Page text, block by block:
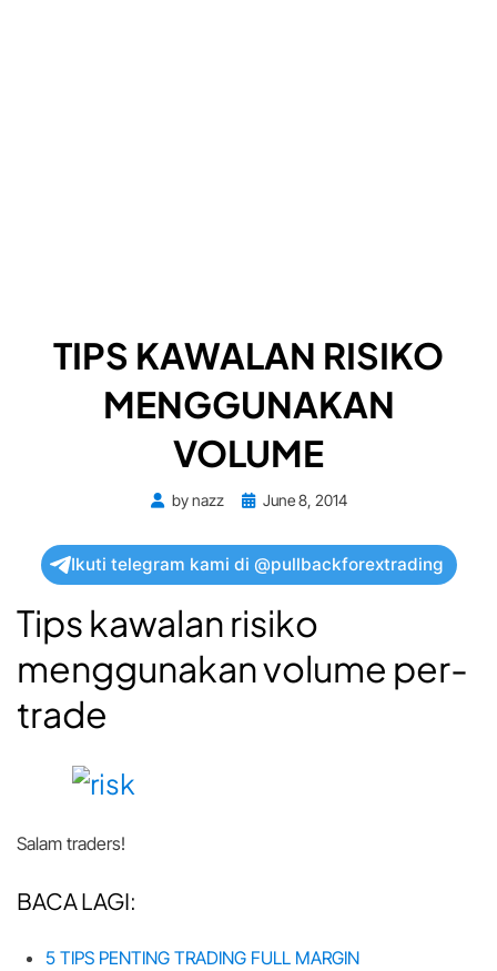
TIPS KAWALAN RISIKO
MENGGUNAKAN
VOLUME
bynazz
PostedJune 8, 2014
Ikuti telegram kami di @pullbackforextrading
Tips kawalan risiko
menggunakan volume per-
trade
Salam traders!
BACA LAGI:
5 TIPS PENTING TRADING FULL MARGIN